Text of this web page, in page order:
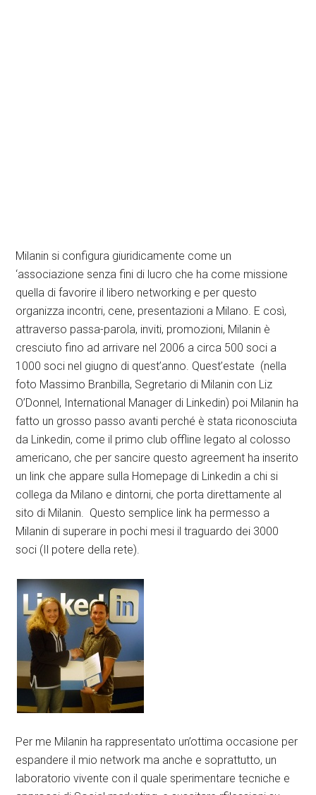
Milanin si configura giuridicamente come un
‘associazione senza fini di lucro che ha come missione
quella di favorire il libero networking e per questo
organizza incontri, cene, presentazioni a Milano. E così,
attraverso passa-parola, inviti, promozioni, Milanin è
cresciuto fino ad arrivare nel 2006 a circa 500 soci a
1000 soci nel giugno di quest’anno. Quest’estate (nella
foto Massimo Branbilla, Segretario di Milanin con Liz
O’Donnel, International Manager di Linkedin) poi Milanin ha
fatto un grosso passo avanti perché è stata riconosciuta
da Linkedin, come il primo club offline legato al colosso
americano, che per sancire questo agreement ha inserito
un link che appare sulla Homepage di Linkedin a chi si
collega da Milano e dintorni, che porta direttamente al
sito di Milanin. Questo semplice link ha permesso a
Milanin di superare in pochi mesi il traguardo dei 3000
soci (Il potere della rete).
Per me Milanin ha rappresentato un’ottima occasione per
espandere il mio network ma anche e soprattutto, un
laboratorio vivente con il quale sperimentare tecniche e